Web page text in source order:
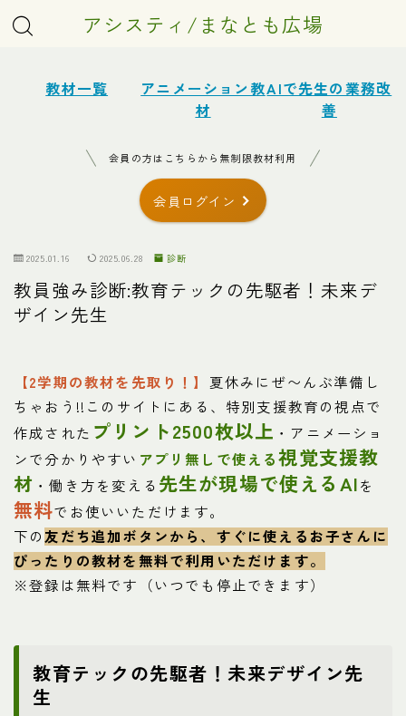
アシスティ/まなとも広場
教材一覧
アニメーション教
材
AIで先生の業務改
善
会員の方はこちらから無制限教材利用
会員ログイン
2025.01.16 2025.06.28 診断
教員強み診断:教育テックの先駆者！未来デ
ザイン先生
【2学期の教材を先取り！】 夏休みにぜ〜んぶ準備し
ちゃおう!!このサイトにある、特別支援教育の視点で
作成された プリント2500枚以上 ・アニメーショ
ンで分かりやすい アプリ無しで使える視覚支援教
材 ・働き方を変える 先生が現場で使えるAIを
無料でお使いいただけます。
下の友だち追加ボタンから、すぐに使えるお子さんに
ぴったりの教材を無料で利用いただけます。
※登録は無料です（いつでも停止できます）
教育テックの先駆者！未来デザイン先
生